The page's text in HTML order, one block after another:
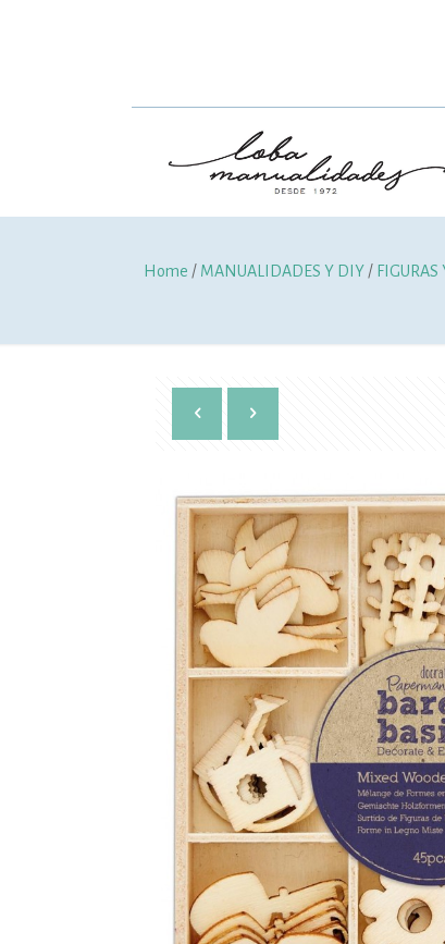
Home / MANUALIDADES Y DIY /